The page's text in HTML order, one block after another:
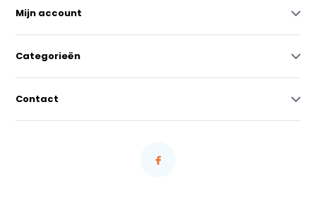
Mijn account
Categorieën
Contact